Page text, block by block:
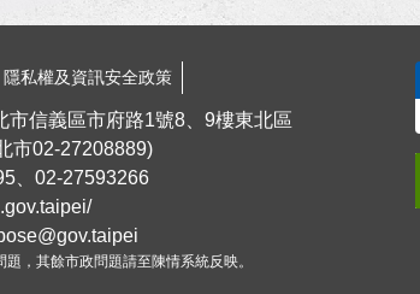
隱私權及資訊安全政策
市信義區市府路1號8、9樓東北區
市02-27208889)
、02-27593266
，其餘市政問題請至陳情系統反映。